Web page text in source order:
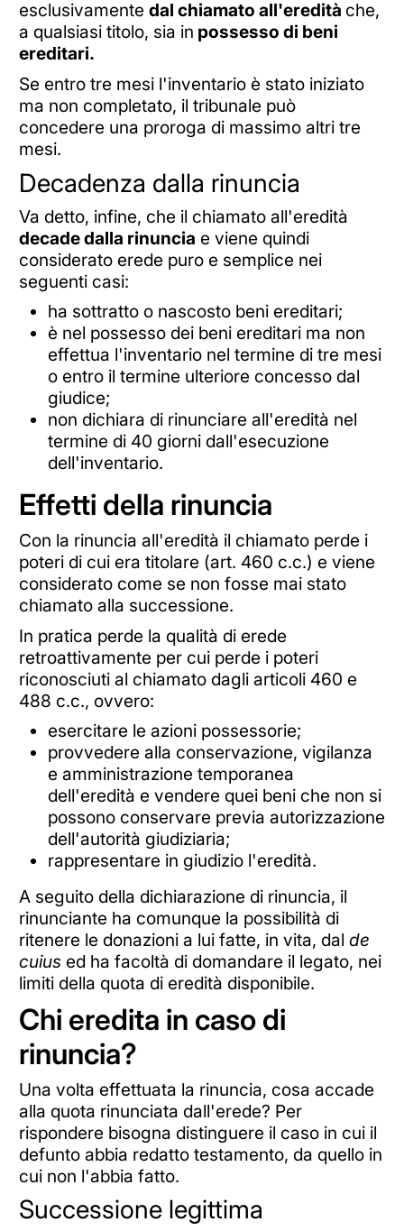
esclusivamente dal chiamato all'eredità che,
a qualsiasi titolo, sia in possesso di beni
ereditari.
Se entro tre mesi l'inventario è stato iniziato
ma non completato, il tribunale può
concedere una proroga di massimo altri tre
mesi.
Decadenza dalla rinuncia
Va detto, infine, che il chiamato all'eredità
decade dalla rinuncia e viene quindi
considerato erede puro e semplice nei
seguenti casi:
ha sottratto o nascosto beni ereditari;
è nel possesso dei beni ereditari ma non
effettua l'inventario nel termine di tre mesi
o entro il termine ulteriore concesso dal
giudice;
non dichiara di rinunciare all'eredità nel
termine di 40 giorni dall'esecuzione
dell'inventario.
Effetti della rinuncia
Con la rinuncia all'eredità il chiamato perde i
poteri di cui era titolare (art. 460 c.c.) e viene
considerato come se non fosse mai stato
chiamato alla successione.
In pratica perde la qualità di erede
retroattivamente per cui perde i poteri
riconosciuti al chiamato dagli articoli 460 e
488 c.c., ovvero:
esercitare le azioni possessorie;
provvedere alla conservazione, vigilanza
e amministrazione temporanea
dell'eredità e vendere quei beni che non si
possono conservare previa autorizzazione
dell'autorità giudiziaria;
rappresentare in giudizio l'eredità.
A seguito della dichiarazione di rinuncia, il
rinunciante ha comunque la possibilità di
ritenere le donazioni a lui fatte, in vita, dal de
cuius ed ha facoltà di domandare il legato, nei
limiti della quota di eredità disponibile.
Chi eredita in caso di
rinuncia?
Una volta effettuata la rinuncia, cosa accade
alla quota rinunciata dall'erede? Per
rispondere bisogna distinguere il caso in cui il
defunto abbia redatto testamento, da quello in
cui non l'abbia fatto.
Successione legittima